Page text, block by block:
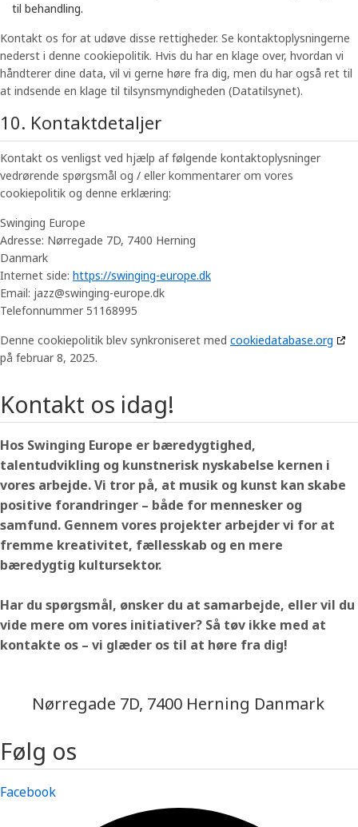
til behandling.
Kontakt os for at udøve disse rettigheder. Se kontaktoplysningerne
nederst i denne cookiepolitik. Hvis du har en klage over, hvordan vi
håndterer dine data, vil vi gerne høre fra dig, men du har også ret til
at indsende en klage til tilsynsmyndigheden (Datatilsynet).
10. Kontaktdetaljer
Kontakt os venligst ved hjælp af følgende kontaktoplysninger
vedrørende spørgsmål og / eller kommentarer om vores
cookiepolitik og denne erklæring:
Swinging Europe
Adresse: Nørregade 7D, 7400 Herning
Danmark
Internet side: https://swinging-europe.dk
Email: jazz@swinging-europe.dk
Telefonnummer 51168995
Denne cookiepolitik blev synkroniseret med cookiedatabase.org
på februar 8, 2025.
Kontakt os idag!
Hos Swinging Europe er bæredygtighed,
talentudvikling og kunstnerisk nyskabelse kernen i
vores arbejde. Vi tror på, at musik og kunst kan skabe
positive forandringer – både for mennesker og
samfund. Gennem vores projekter arbejder vi for at
fremme kreativitet, fællesskab og en mere
bæredygtig kultursektor.
Har du spørgsmål, ønsker du at samarbejde, eller vil du
vide mere om vores initiativer? Så tøv ikke med at
kontakte os – vi glæder os til at høre fra dig!
Nørregade 7D, 7400 Herning Danmark
Følg os
Facebook